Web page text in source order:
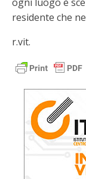
residente che
r.vit.